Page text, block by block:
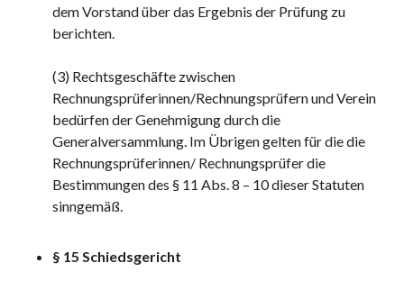
dem Vorstand über das Ergebnis der Prüfung zu
berichten.
(3) Rechtsgeschäfte zwischen
Rechnungsprüferinnen/Rechnungsprüfern und Verein
bedürfen der Genehmigung durch die
Generalversammlung. Im Übrigen gelten für die die
Rechnungsprüferinnen/ Rechnungsprüfer die
Bestimmungen des § 11 Abs. 8 – 10 dieser Statuten
sinngemäß.
§ 15 Schiedsgericht